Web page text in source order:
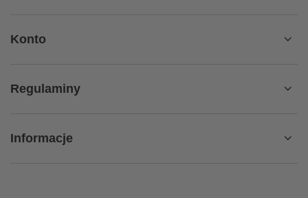
Konto
Regulaminy
Informacje